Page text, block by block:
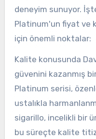
deneyim sunuyor.
Platinum'un fiyat ve
için önemli noktalar:
Kalite konusunda
güvenini kazanmış
Platinum serisi,
ustalıkla
sigarillo, incelikli bir
bu süreçte kalite